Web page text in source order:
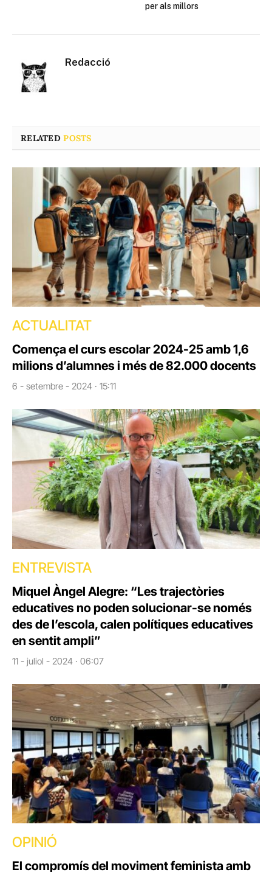
per als millors
Redacció
RELATEDPOSTS
ACTUALITAT
Comença el curs escolar 2024-25 amb 1,6
milions d’alumnes i més de 82.000 docents
6 - setembre - 2024 · 15:11
ENTREVISTA
Miquel Àngel Alegre: “Les trajectòries
educatives no poden solucionar-se només
des de l’escola, calen polítiques educatives
en sentit ampli”
11 - juliol - 2024 · 06:07
OPINIÓ
El compromís del moviment feminista amb